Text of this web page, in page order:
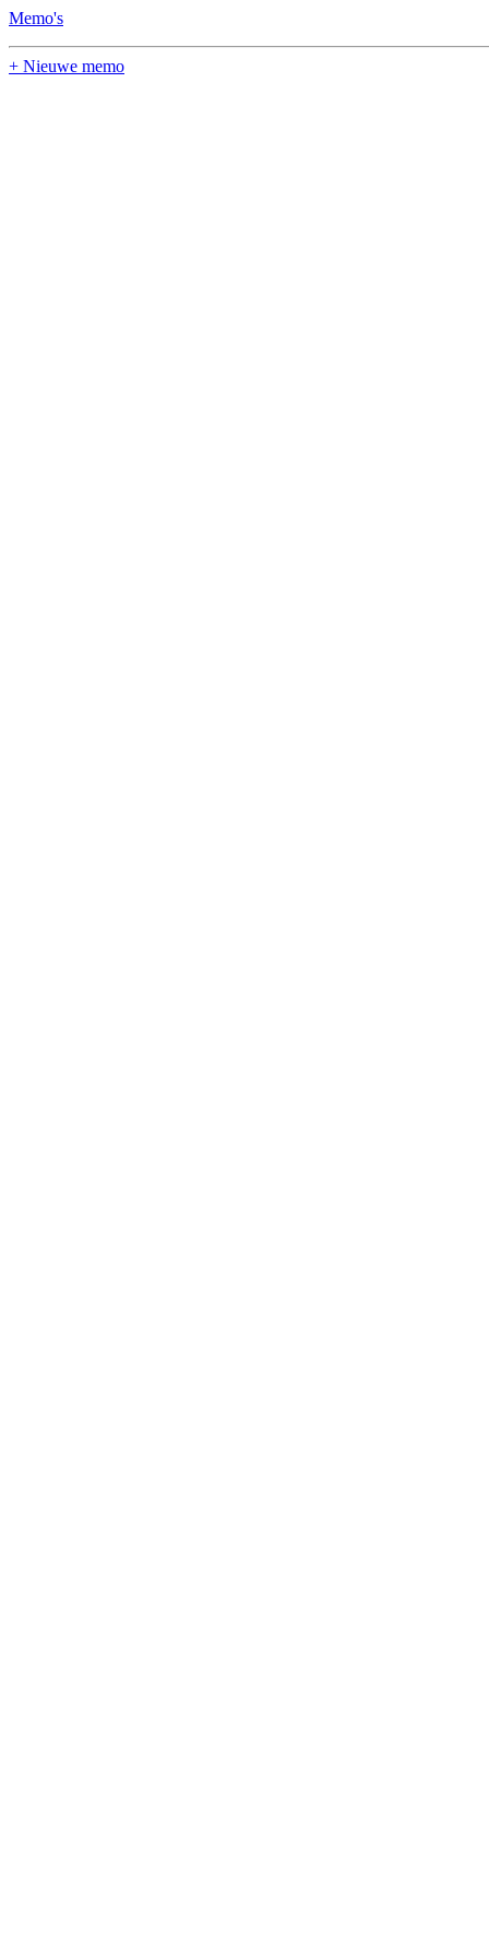
Memo's
+ Nieuwe memo